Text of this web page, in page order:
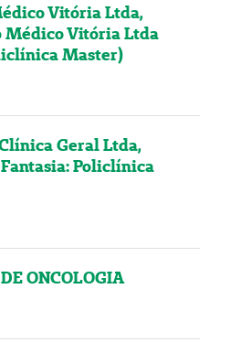
Vitória Ltda,
Médico Vitória Ltda
Master)
Geral Ltda,
Policlínica
ONCOLOGIA